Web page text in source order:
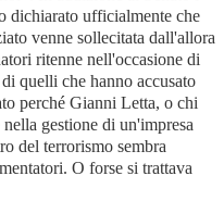
dichiarato ufficialmente che
venne sollecitata dall'allora
ritenne nell'occasione di
quelli che hanno accusato
perché Gianni Letta, o chi
gestione di un'impresa
del terrorismo sembra
O forse si trattava